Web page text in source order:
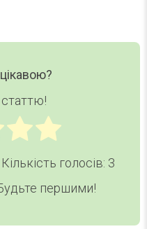
голосів: 3
першими!